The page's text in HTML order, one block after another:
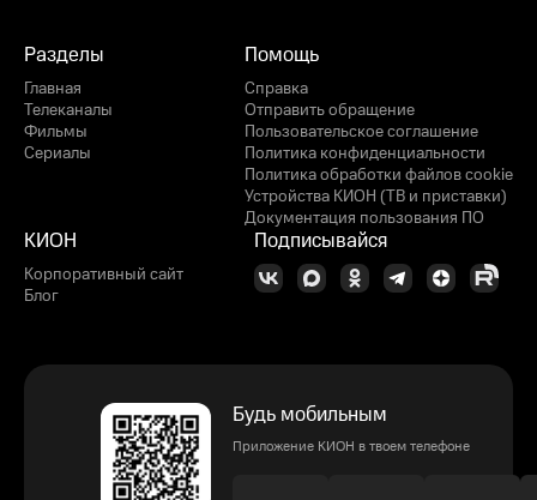
Разделы
Главная
Телеканалы
Фильмы
Сериалы
Помощь
Справка
Отправить обращение
Пользовательское соглашение
Политика конфиденциальности
Политика обработки файлов cookie
Устройства КИОН (ТВ и приставки)
Документация пользования ПО
КИОН
Корпоративный сайт
Блог
Подписывайся
Будь мобильным
Приложение КИОН в твоем телефоне